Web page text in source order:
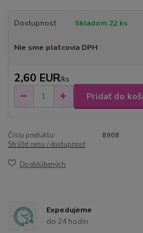
Dostupnosť Skladom 22 ks
Nie sme platcovia DPH
2,60 EUR/ks
Pridať do
Číslo produktu:
8908
Strážiť cenu / dostupnosť
Do obľúbených
Expedujeme
do 24 hodín